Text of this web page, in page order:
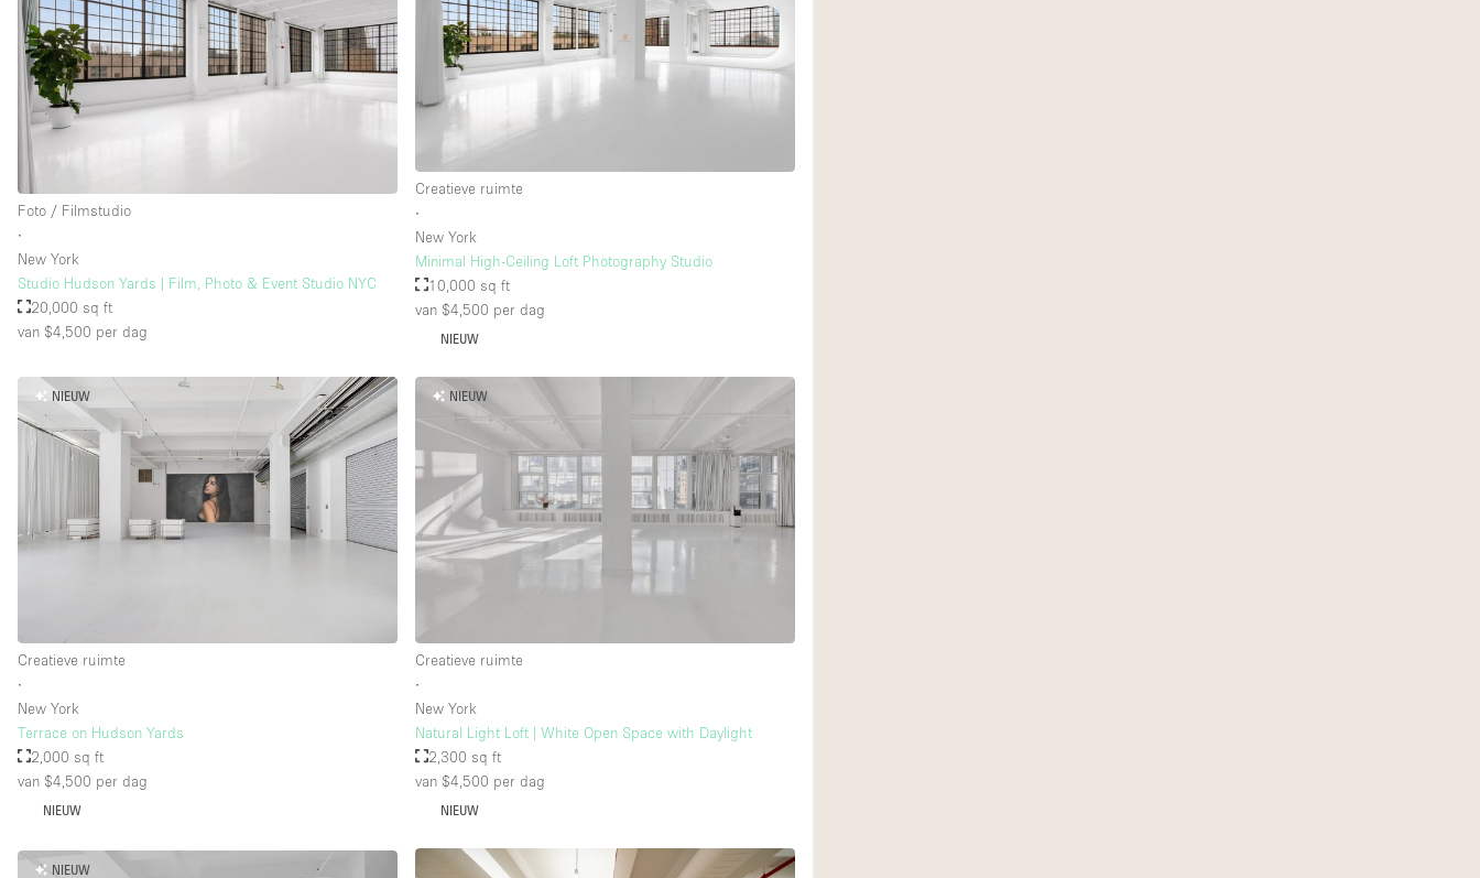
Water Access
Verdieping/Toegang:
Terras
Foto / Filmstudio
∙
New York
Studio Hudson Yards | Film, Photo & Event Studio NYC
20,000 sq ft
van $4,500 per dag
Creatieve ruimte
∙
New York
Minimal High-Ceiling Loft Photography Studio
10,000 sq ft
van $4,500 per dag
NIEUW
NIEUW
Creatieve ruimte
∙
New York
Terrace on Hudson Yards
2,000 sq ft
van $4,500 per dag
NIEUW
NIEUW
Creatieve ruimte
∙
New York
Natural Light Loft | White Open Space with Daylight
2,300 sq ft
van $4,500 per dag
NIEUW
NIEUW